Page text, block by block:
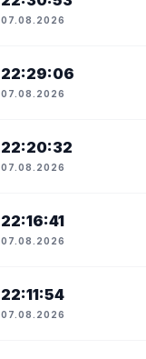
07.08.2026
22:29:06
07.08.2026
22:20:32
07.08.2026
22:16:41
07.08.2026
22:11:54
07.08.2026